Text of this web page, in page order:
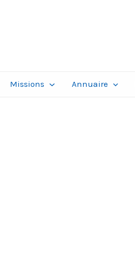
Missions Annuaire